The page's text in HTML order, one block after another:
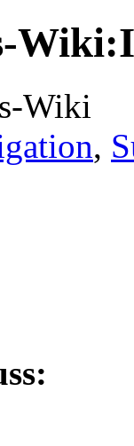
Wiki
,